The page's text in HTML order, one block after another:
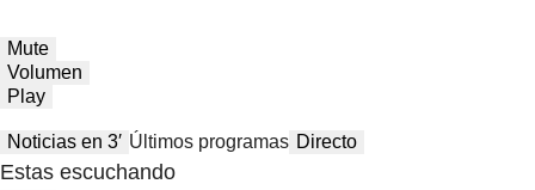
Mute
Volumen
Play
Noticias en 3′ Últimos programas Directo
Estas escuchando